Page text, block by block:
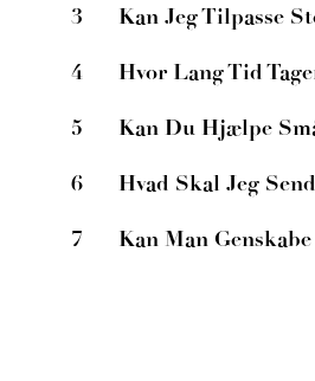
3 Kan Jeg Tilpasse
4 Hvor Lang Tid
5 Kan Du Hjælpe
6 Hvad Skal Jeg
7 Kan Man